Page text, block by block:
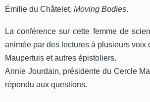
Émilie du Châtelet, Moving Bodies.
La conférence sur cette femme de
animée par des lectures à plusieurs voix
Maupertuis et autres épistoliers.
Annie Jourdain, présidente du Cercle
répondu aux questions.